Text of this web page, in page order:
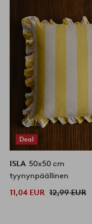
Deal
ISLA 50x50 cm
tyynynpäällinen
11,04 EUR 12,99 EUR